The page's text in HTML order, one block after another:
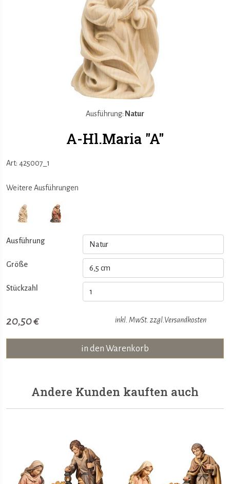
Ausführung: Natur
A-Hl.Maria "A"
Art: 425007_1
Weitere Ausführungen
Ausführung
Größe
Stückzahl
20,50 € inkl. MwSt. zzgl. Versandkosten
in den Warenkorb
Andere Kunden kauften auch